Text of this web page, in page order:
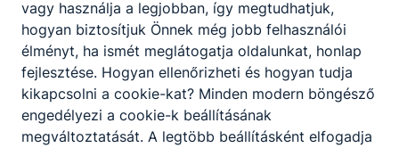
vagy használja a legjobban, így megtudhatjuk,
hogyan biztosítjuk Önnek még jobb felhasználói
élményt, ha ismét meglátogatja oldalunkat, honlap
fejlesztése. Hogyan ellenőrizheti és hogyan tudja
kikapcsolni a cookie-kat? Minden modern böngésző
engedélyezi a cookie-k beállításának
megváltoztatását. A legtöbb beállításként elfogadja